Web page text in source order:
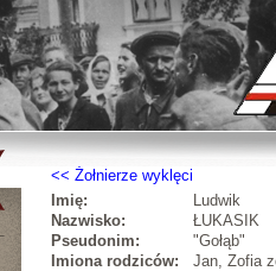
Żołnierze wyklęci
Imię:
Ludwik
Nazwisko:
ŁUKASIK
Pseudonim:
"Gołąb"
Imiona rodziców:
Jan, Zofia